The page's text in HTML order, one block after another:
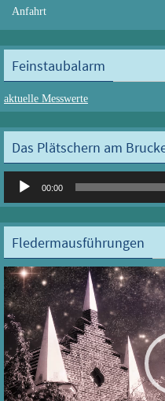
Anfahrt
Feinstaubalarm
aktuelle Messwerte
Das Plätschern am
Audio-
00:00
Fledermausführungen
Video-
Player